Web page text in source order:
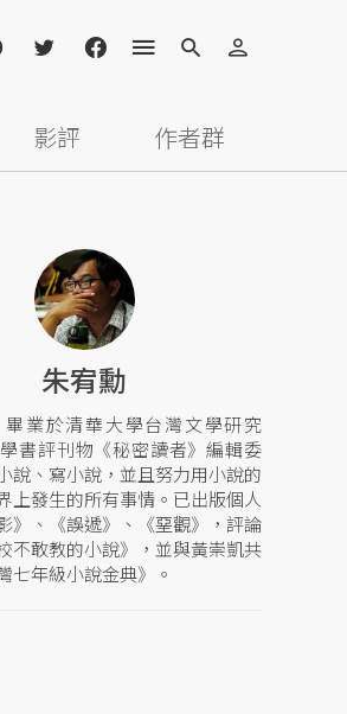
影評 作者群
朱宥勳
畢業於清華大學台灣文學研究
書評刊物《秘密讀者》編輯委
說、寫小說，並且努力用小說的
上發生的所有事情。已出版個人
》、《誤遞》、《堊觀》，評論
不敢教的小說》，並與黃崇凱共
七年級小說金典》。